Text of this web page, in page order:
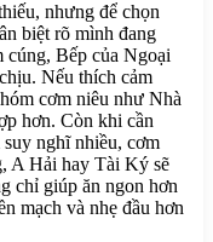
nhưng để chọn
biệt rõ mình đang
cúng, Bếp của Ngoại
Nếu thích cảm
cơm niêu như Nhà
hơn. Còn khi cần
nghĩ nhiều, cơm
A Hải hay Tài Ký sẽ
chỉ giúp ăn ngon hơn
mạch và nhẹ đầu hơn